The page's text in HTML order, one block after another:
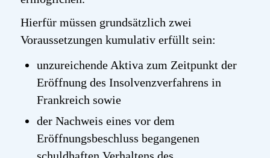
Hierfür müssen grundsätzlich zwei
Voraussetzungen kumulativ erfüllt sein:
unzureichende Aktiva zum Zeitpunkt der
Eröffnung des Insolvenzverfahrens in
Frankreich sowie
der Nachweis eines vor dem
Eröffnungsbeschluss begangenen
schuldhaften Verhaltens des